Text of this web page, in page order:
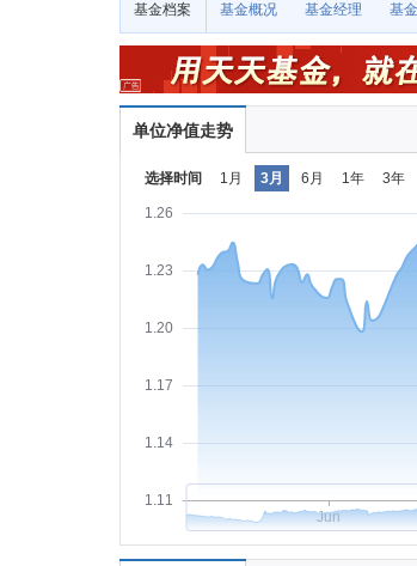
基金档案 基金概况 基金经理 基
单位净值走势
选择时间 1月 3月 6月 1年 3年
1.11
1.14
1.17
1.20
1.23
1.26
Jun